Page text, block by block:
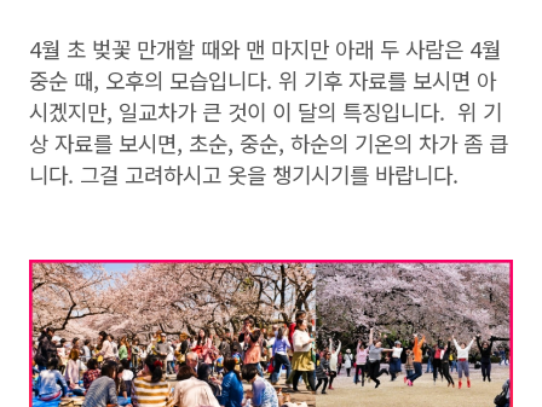
4월 초 벚꽃 만개할 때와 맨 마지만 아래 두 사람은 4월
중순 때, 오후의 모습입니다. 위 기후 자료를 보시면 아
시겠지만, 일교차가 큰 것이 이 달의 특징입니다. 위 기
상 자료를 보시면, 초순, 중순, 하순의 기온의 차가 좀 큽
니다. 그걸 고려하시고 옷을 챙기시기를 바랍니다.